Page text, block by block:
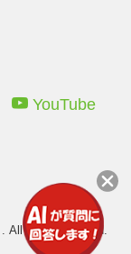
YouTube
. All rights reserved.